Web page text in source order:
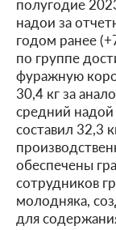
полугодие
надои за
годом ранее
по группе
фуражную
30,4 кг за
средний
составил 32,3
обеспечены
сотрудников
молодняка,
для